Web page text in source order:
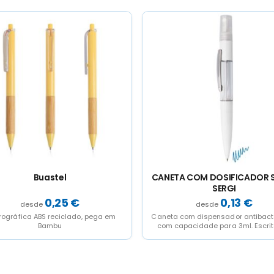
COM DOSIFICADOR SPRAY
0,13€
com dispensador antibacteriano,
capacidade para 3ml. Escrita em
Rubal
0,50€
Esferográfica em alumínio